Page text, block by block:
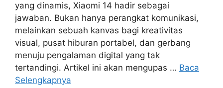
yang dinamis, Xiaomi 14 hadir sebagai
jawaban. Bukan hanya perangkat komunikasi,
melainkan sebuah kanvas bagi kreativitas
visual, pusat hiburan portabel, dan gerbang
menuju pengalaman digital yang tak
tertandingi. Artikel ini akan mengupas … Baca
Selengkapnya